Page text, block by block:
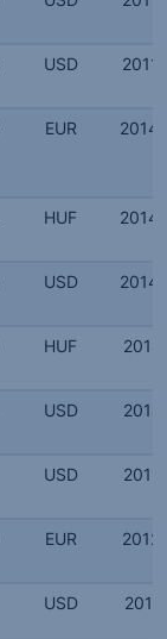
USD
EUR
HUF
USD
HUF
USD
USD
EUR
USD